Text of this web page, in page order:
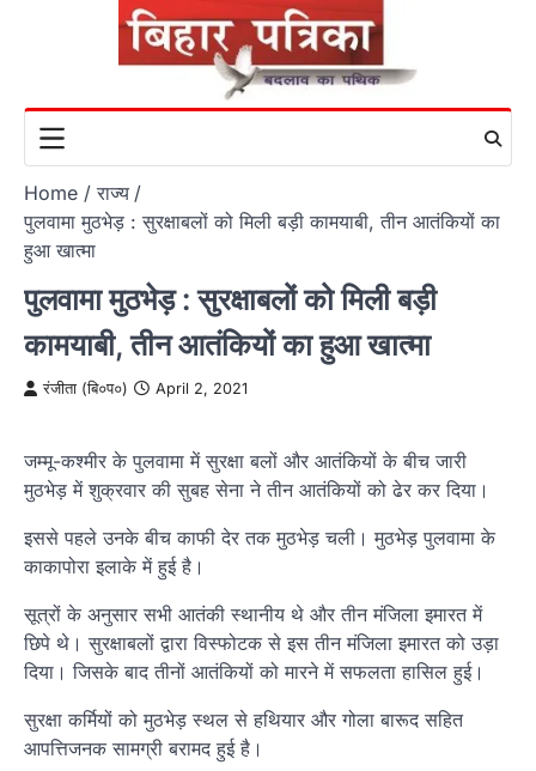
Home
राज्य
पुलवामा मुठभेड़ : सुरक्षाबलों को मिली बड़ी कामयाबी, तीन आतंकियों का
हुआ खात्मा
पुलवामा मुठभेड़ : सुरक्षाबलों को मिली बड़ी
कामयाबी, तीन आतंकियों का हुआ खात्मा
रंजीता (बि०प०) April 2, 2021
जम्मू-कश्मीर के पुलवामा में सुरक्षा बलों और आतंकियों के बीच जारी
मुठभेड़ में शुक्रवार की सुबह सेना ने तीन आतंकियों को ढेर कर दिया।
इससे पहले उनके बीच काफी देर तक मुठभेड़ चली। मुठभेड़ पुलवामा के
काकापोरा इलाके में हुई है।
सूत्रों के अनुसार सभी आतंकी स्थानीय थे और तीन मंजिला इमारत में
छिपे थे। सुरक्षाबलों द्वारा विस्फोटक से इस तीन मंजिला इमारत को उड़ा
दिया। जिसके बाद तीनों आतंकियों को मारने में सफलता हासिल हुई।
सुरक्षा कर्मियों को मुठभेड़ स्थल से हथियार और गोला बारूद सहित
आपत्तिजनक सामग्री बरामद हुई है।